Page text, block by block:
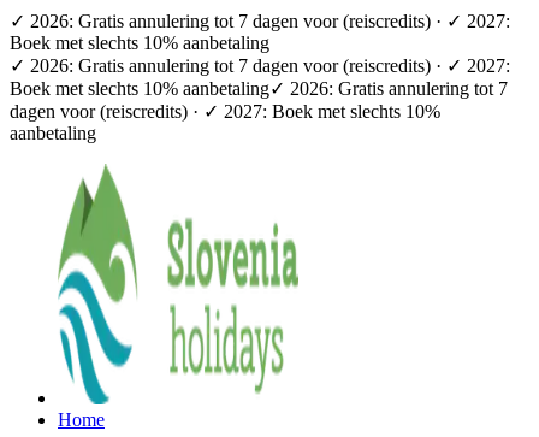
✓ 2026: Gratis annulering tot 7 dagen voor (reiscredits) · ✓ 2027:
Boek met slechts 10% aanbetaling
✓ 2026: Gratis annulering tot 7 dagen voor (reiscredits) · ✓ 2027:
Boek met slechts 10% aanbetaling✓ 2026: Gratis annulering tot 7
dagen voor (reiscredits) · ✓ 2027: Boek met slechts 10%
aanbetaling
Home